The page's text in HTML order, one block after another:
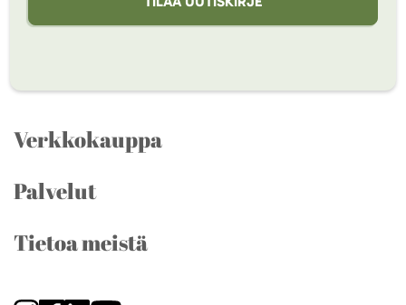
Verkkokauppa
Palvelut
Tietoa meistä